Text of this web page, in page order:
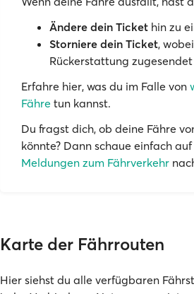
Ändere dein Ticket hin zu
Storniere dein Ticket,
Rückerstattung
Erfahre hier, was du im Falle von
Fähre tun kannst.
Du fragst dich, ob deine Fähre
könnte? Dann schaue einfach
Meldungen zum Fährverkehr
Karte der Fährrouten
Hier siehst du alle verfügbaren